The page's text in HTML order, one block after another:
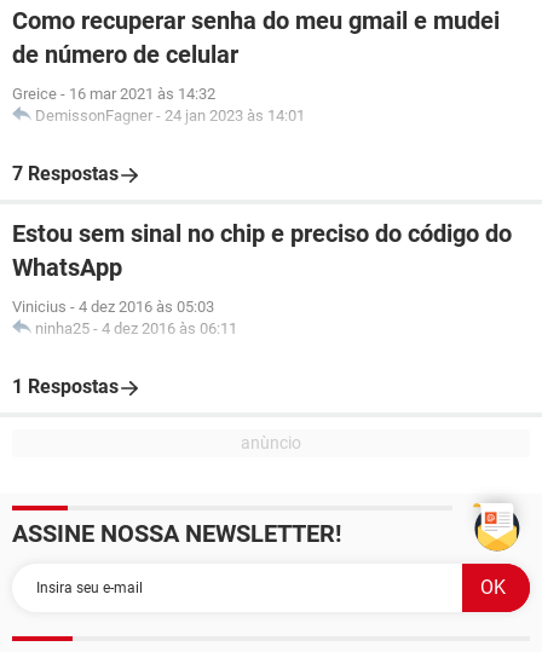
Como recuperar senha do meu gmail e mudei
de número de celular
Greice - 16 mar 2021 às 14:32
DemissonFagner - 24 jan 2023 às 14:01
7 Respostas
Estou sem sinal no chip e preciso do código do
WhatsApp
Vinicius - 4 dez 2016 às 05:03
ninha25 - 4 dez 2016 às 06:11
1 Respostas
ASSINE NOSSA NEWSLETTER!